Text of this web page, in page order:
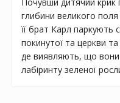
глибини великого поля
її брат Карл паркують
покинутої та церкви
де виявляють, що вони
лабіринту зеленої